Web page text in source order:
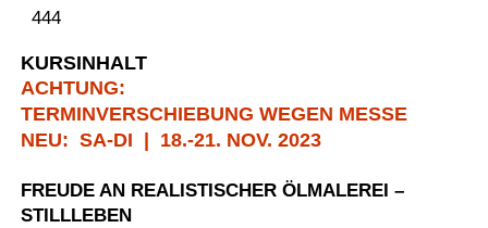
444
KURSINHALT
ACHTUNG:
TERMINVERSCHIEBUNGWEGEN MESSE
NEU: SA-DI | 18.-21. NOV. 2023
FREUDE AN REALISTISCHER ÖLMALEREI –
STILLLEBEN